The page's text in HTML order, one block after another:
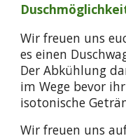
Wir freuen uns
es einen
Der Abkühlung
im Wege bevor
isotonische
Wir freuen uns